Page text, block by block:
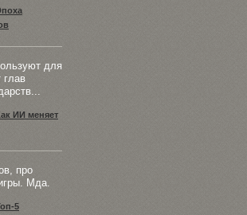
для
глав
ИИ меняет
про
Мда.
5